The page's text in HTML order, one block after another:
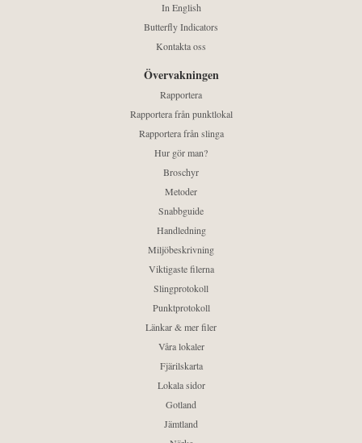
In English
Butterfly Indicators
Kontakta oss
Övervakningen
Rapportera
Rapportera från punktlokal
Rapportera från slinga
Hur gör man?
Broschyr
Metoder
Snabbguide
Handledning
Miljöbeskrivning
Viktigaste filerna
Slingprotokoll
Punktprotokoll
Länkar & mer filer
Våra lokaler
Fjärilskarta
Lokala sidor
Gotland
Jämtland